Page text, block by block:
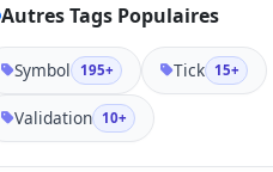
Autres Tags Populaires
Symbol 195+ Tick 15+
Validation 10+